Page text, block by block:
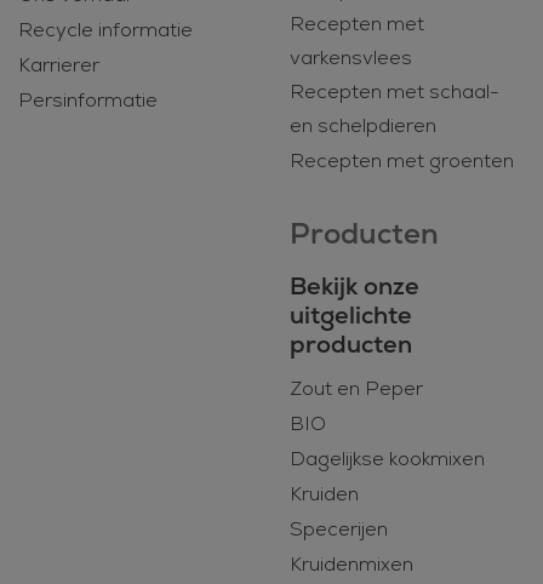
Recycle informatie
Karrierer
Persinformatie
Recepten met
varkensvlees
Recepten met schaal-
en schelpdieren
Recepten met groenten
Producten
Bekijk onze
uitgelichte
producten
Zout en Peper
BIO
Dagelijkse kookmixen
Kruiden
Specerijen
Kruidenmixen